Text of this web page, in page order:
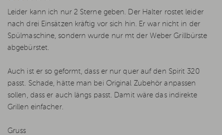
Leider kann ich nur 2 Sterne geben. Der Halter rostet leider
nach drei Einsätzen kräftig vor sich hin. Er war nicht in der
Spülmaschine, sondern wurde nur mt der Weber Grillbürste
abgebürstet.
Auch ist er so geformt, dass er nur quer auf den Spirit 320
passt. Schade, hätte man bei Original Zubehör anpassen
sollen, dass er auch längs passt. Damit wäre das indirekte
Grillen einfacher.
Gruss